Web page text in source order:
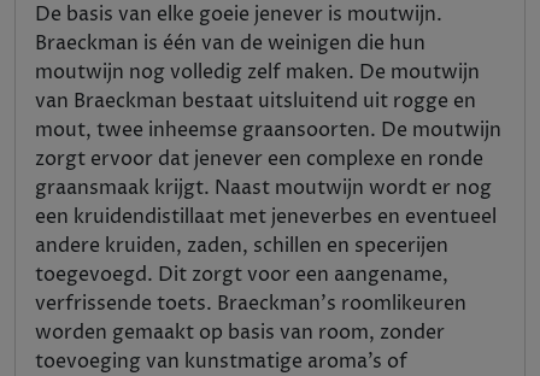
De basis van elke goeie jenever is moutwijn.
Braeckman is één van de weinigen die hun
moutwijn nog volledig zelf maken. De moutwijn
van Braeckman bestaat uitsluitend uit rogge en
mout, twee inheemse graansoorten. De moutwijn
zorgt ervoor dat jenever een complexe en ronde
graansmaak krijgt. Naast moutwijn wordt er nog
een kruidendistillaat met jeneverbes en eventueel
andere kruiden, zaden, schillen en specerijen
toegevoegd. Dit zorgt voor een aangename,
verfrissende toets. Braeckman's roomlikeuren
worden gemaakt op basis van room, zonder
toevoeging van kunstmatige aroma’s of